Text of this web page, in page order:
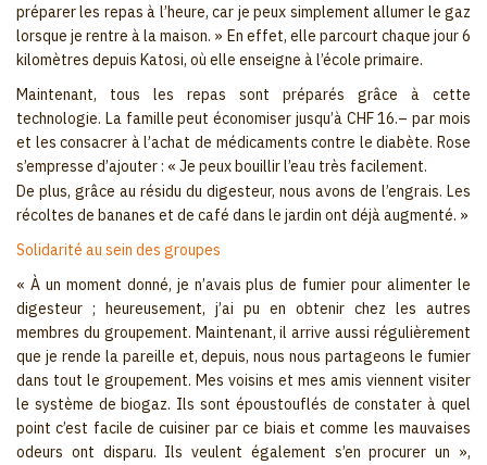
préparer les repas à l’heure, car je peux simplement allumer le gaz
lorsque je rentre à la maison. » En effet, elle parcourt chaque jour 6
kilomètres depuis Katosi, où elle enseigne à l’école primaire.
Maintenant, tous les repas sont préparés grâce à cette
technologie. La famille peut économiser jusqu’à CHF 16.– par mois
et les consacrer à l’achat de médicaments contre le diabète. Rose
s’empresse d’ajouter : « Je peux bouillir l’eau très facilement.
De plus, grâce au résidu du digesteur, nous avons de l’engrais. Les
récoltes de bananes et de café dans le jardin ont déjà augmenté. »
Solidarité au sein des groupes
« À un moment donné, je n’avais plus de fumier pour alimenter le
digesteur ; heureusement, j’ai pu en obtenir chez les autres
membres du groupement. Maintenant, il arrive aussi régulièrement
que je rende la pareille et, depuis, nous nous partageons le fumier
dans tout le groupement. Mes voisins et mes amis viennent visiter
le système de biogaz. Ils sont époustouflés de constater à quel
point c’est facile de cuisiner par ce biais et comme les mauvaises
odeurs ont disparu. Ils veulent également s’en procurer un »,